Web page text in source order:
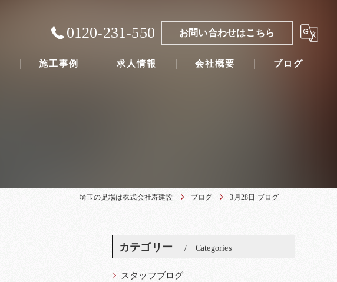
0120-231-550 お問い合わせはこちら
施工事例 求人情報 会社概要 ブログ
埼玉の足場は株式会社寿建設 ブログ 3月28日 ブログ
カテゴリー Categories
スタッフブログ